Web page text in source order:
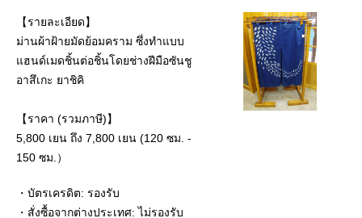
【รายละเอียด】
ม่านผ้าฝ้ายมัดย้อมคราม ซึ่งทำแบบ
แฮนด์เมดชิ้นต่อชิ้นโดยช่างฝีมือซันชู
อาสึเกะ ยาชิคิ
【ราคา (รวมภาษี)】
5,800 เยน ถึง 7,800 เยน (120 ซม. -
150 ซม.）
・บัตรเครดิต: รองรับ
・สั่งซื้อจากต่างประเทศ: ไม่รองรับ